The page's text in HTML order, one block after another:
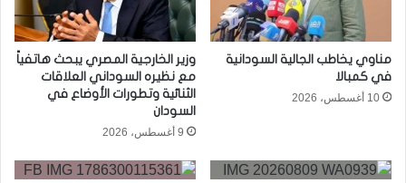
مناوي يخاطب الجالية السودانية
في كمبالا
10 أغسطس، 2026
وزير الخارجية المصري يبحث هاتفياً
مع نظيره السوداني العلاقات
الثنائية وتطورات الأوضاع في
السودان
9 أغسطس، 2026